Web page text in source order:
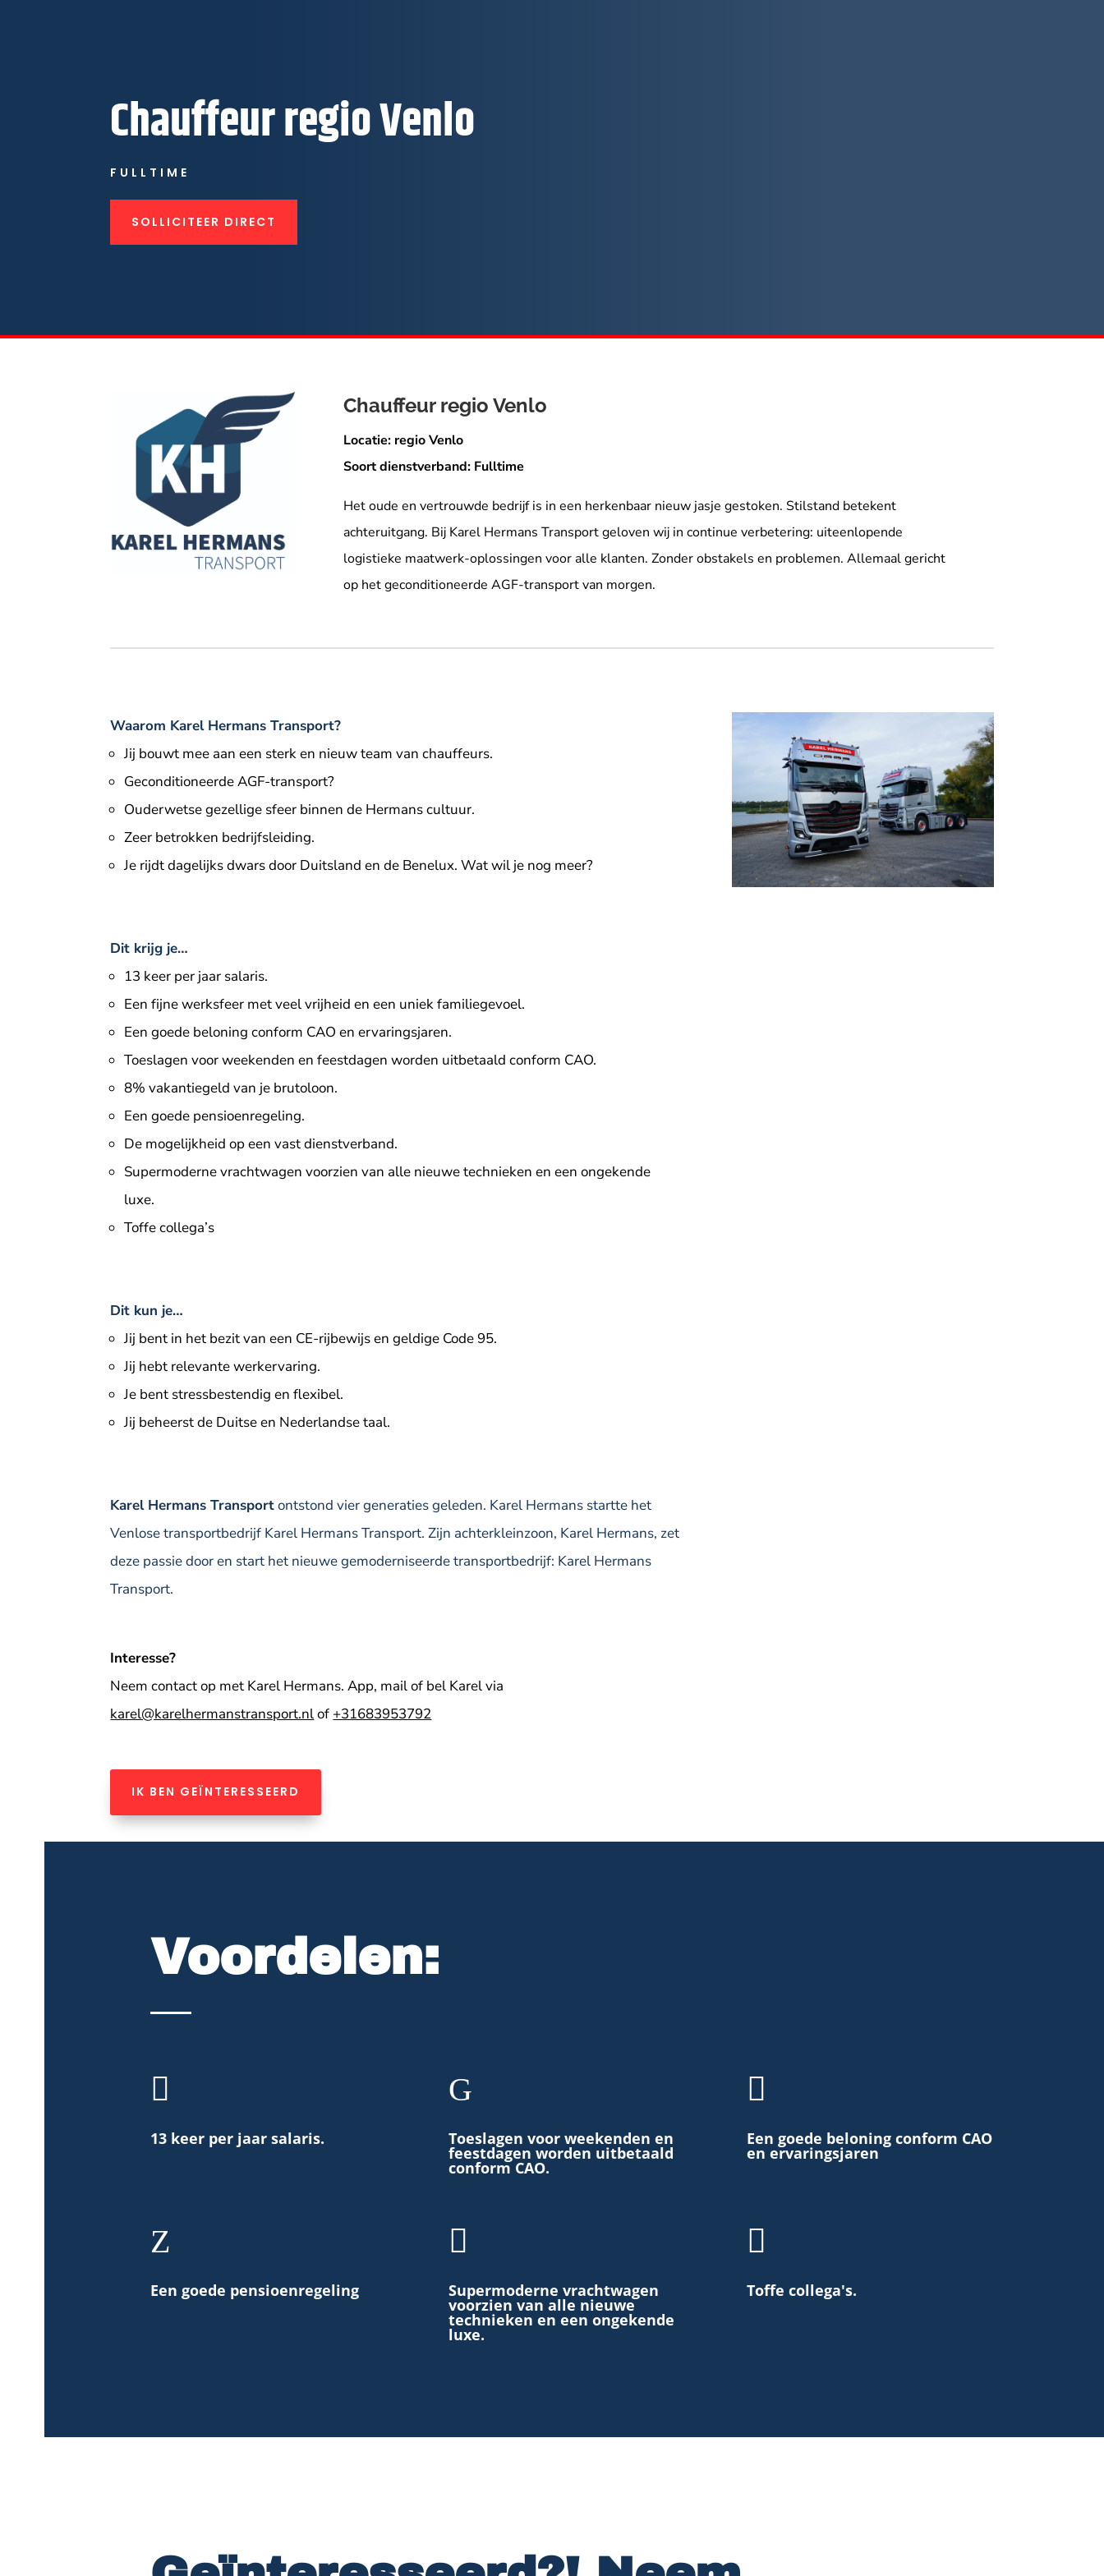
Chauffeur regio Venlo
FULLTIME
SOLLICITEER DIRECT
Chauffeur regio Venlo
Locatie: regio Venlo
Soort dienstverband: Fulltime
Het oude en vertrouwde bedrijf is in een herkenbaar nieuw jasje gestoken. Stilstand betekent
achteruitgang. Bij Karel Hermans Transport geloven wij in continue verbetering: uiteenlopende
logistieke maatwerk-oplossingen voor alle klanten. Zonder obstakels en problemen. Allemaal gericht
op het geconditioneerde AGF-transport van morgen.
Waarom Karel Hermans Transport?
Jij bouwt mee aan een sterk en nieuw team van chauffeurs.
Geconditioneerde AGF-transport?
Ouderwetse gezellige sfeer binnen de Hermans cultuur.
Zeer betrokken bedrijfsleiding.
Je rijdt dagelijks dwars door Duitsland en de Benelux. Wat wil je nog meer?
Dit krijg je…
13 keer per jaar salaris.
Een fijne werksfeer met veel vrijheid en een uniek familiegevoel.
Een goede beloning conform CAO en ervaringsjaren.
Toeslagen voor weekenden en feestdagen worden uitbetaald conform CAO.
8% vakantiegeld van je brutoloon.
Een goede pensioenregeling.
De mogelijkheid op een vast dienstverband.
Supermoderne vrachtwagen voorzien van alle nieuwe technieken en een ongekende
luxe.
Toffe collega’s
Dit kun je…
Jij bent in het bezit van een CE-rijbewijs en geldige Code 95.
Jij hebt relevante werkervaring.
Je bent stressbestendig en flexibel.
Jij beheerst de Duitse en Nederlandse taal.
Karel Hermans Transportontstond vier generaties geleden. Karel Hermans startte het
Venlose transportbedrijf Karel Hermans Transport. Zijn achterkleinzoon, Karel Hermans, zet
deze passie door en start het nieuwe gemoderniseerde transportbedrijf: Karel Hermans
Transport.
Interesse?
Neem contact op met Karel Hermans. App, mail of bel Karel via
karel@karelhermanstransport.nlof +31683953792
IK BEN GEÏNTERESSEERD
Voordelen:

13 keer per jaar salaris.
G
Toeslagen voor weekenden en
feestdagen worden uitbetaald
conform CAO.

Een goede beloning conform CAO
en ervaringsjaren
Z
Een goede pensioenregeling

Supermoderne vrachtwagen
voorzien van alle nieuwe
technieken en een ongekende
luxe.

Toffe collega's.